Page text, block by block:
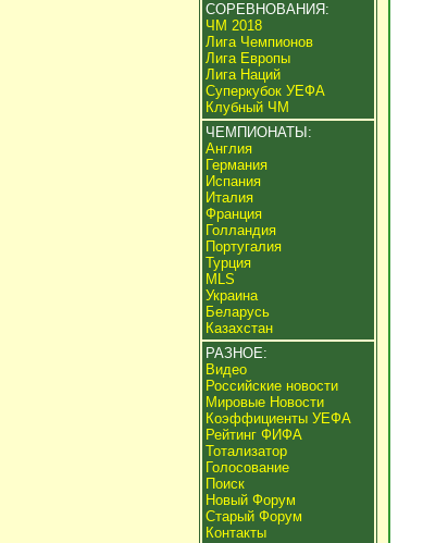
СОРЕВНОВАНИЯ:
ЧМ 2018
Лига Чемпионов
Лига Европы
Лига Наций
Суперкубок УЕФА
Клубный ЧМ
ЧЕМПИОНАТЫ:
Англия
Германия
Испания
Италия
Франция
Голландия
Португалия
Турция
MLS
Украина
Беларусь
Казахстан
РАЗНОЕ:
Видео
Российские новости
Мировые Новости
Коэффициенты УЕФА
Рейтинг ФИФА
Тотализатор
Голосование
Поиск
Новый Форум
Старый Форум
Контакты